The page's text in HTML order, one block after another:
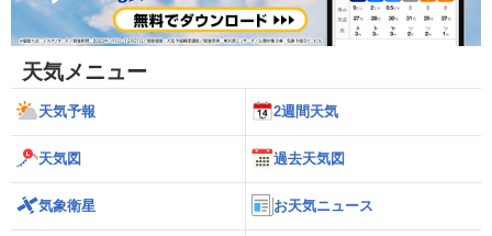
天気メニュー
天気予報 2週間天気
天気図 過去天気図
気象衛星 お天気ニュース